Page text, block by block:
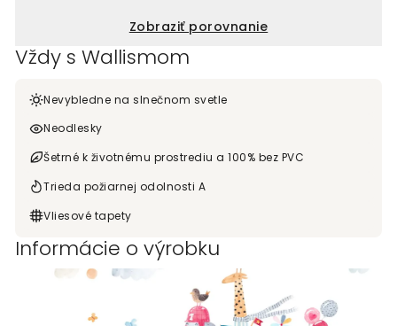
Zobraziť porovnanie
Vždy s Wallismom
Nevybledne na slnečnom svetle
Neodlesky
Šetrné k životnému prostrediu a 100% bez PVC
Trieda požiarnej odolnosti A
Vliesové tapety
Informácie o výrobku